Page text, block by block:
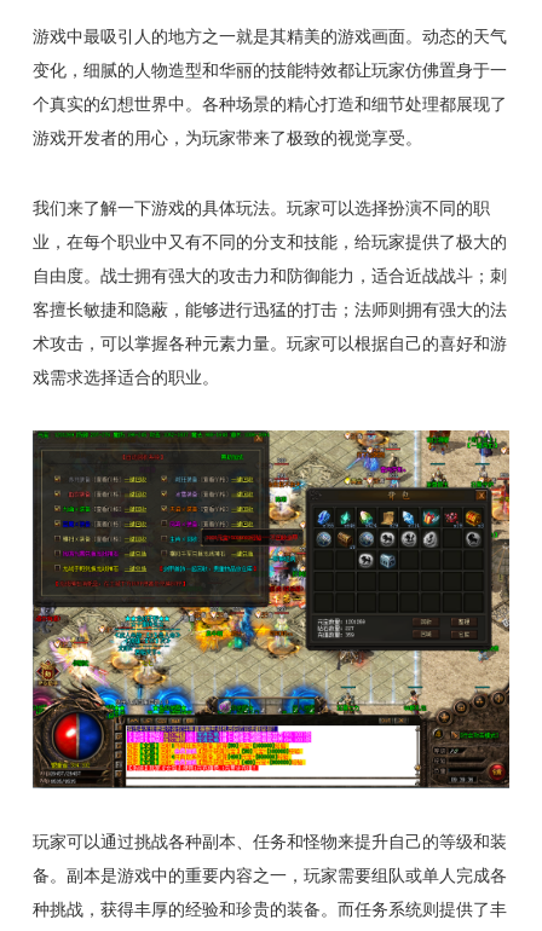
游戏中最吸引人的地方之一就是其精美的游戏画面。动态的天气
变化，细腻的人物造型和华丽的技能特效都让玩家仿佛置身于一
个真实的幻想世界中。各种场景的精心打造和细节处理都展现了
游戏开发者的用心，为玩家带来了极致的视觉享受。
我们来了解一下游戏的具体玩法。玩家可以选择扮演不同的职
业，在每个职业中又有不同的分支和技能，给玩家提供了极大的
自由度。战士拥有强大的攻击力和防御能力，适合近战战斗；刺
客擅长敏捷和隐蔽，能够进行迅猛的打击；法师则拥有强大的法
术攻击，可以掌握各种元素力量。玩家可以根据自己的喜好和游
戏需求选择适合的职业。
玩家可以通过挑战各种副本、任务和怪物来提升自己的等级和装
备。副本是游戏中的重要内容之一，玩家需要组队或单人完成各
种挑战，获得丰厚的经验和珍贵的装备。而任务系统则提供了丰